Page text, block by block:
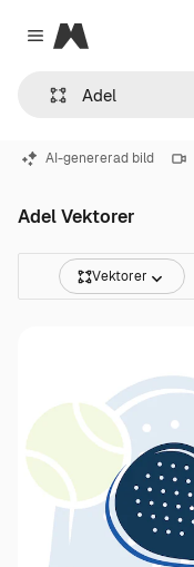
Close menu
Magnific
AI-genererad bild
Adel Vektorer
Vektorer